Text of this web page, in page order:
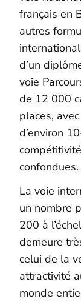
français en
autres
d’un
voie
de 12 000
places,
d’environ
confondues.
La voie
un nombre
200 à
demeure
celui de la
attractivité
monde